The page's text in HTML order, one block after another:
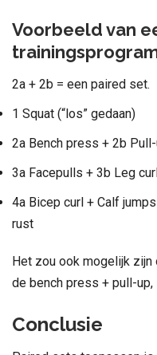
Voorbeeld van
2a + 2b = een paired set.
1 Squat (“los” gedaan)
2a Bench press + 2b
3a Facepulls + 3b Leg
4a Bicep curl + Calf
rust
Het zou ook mogelijk
de bench press + pull-up,
Conclusie